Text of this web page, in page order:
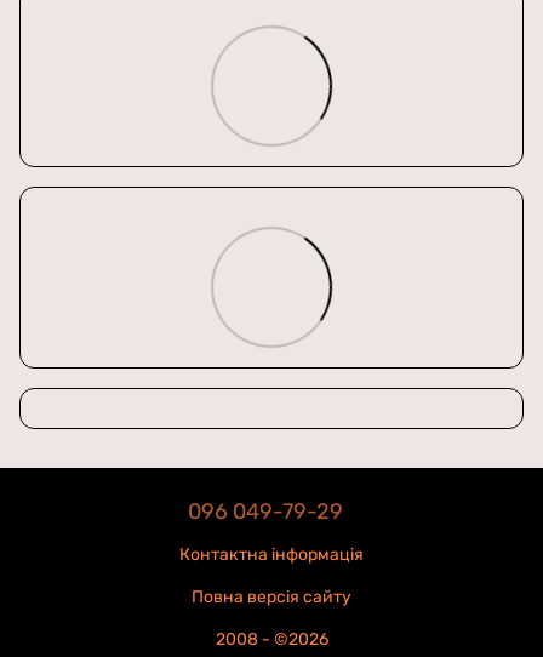
096 049-79-29
Контактна інформація
Повна версія сайту
2008 - ©2026